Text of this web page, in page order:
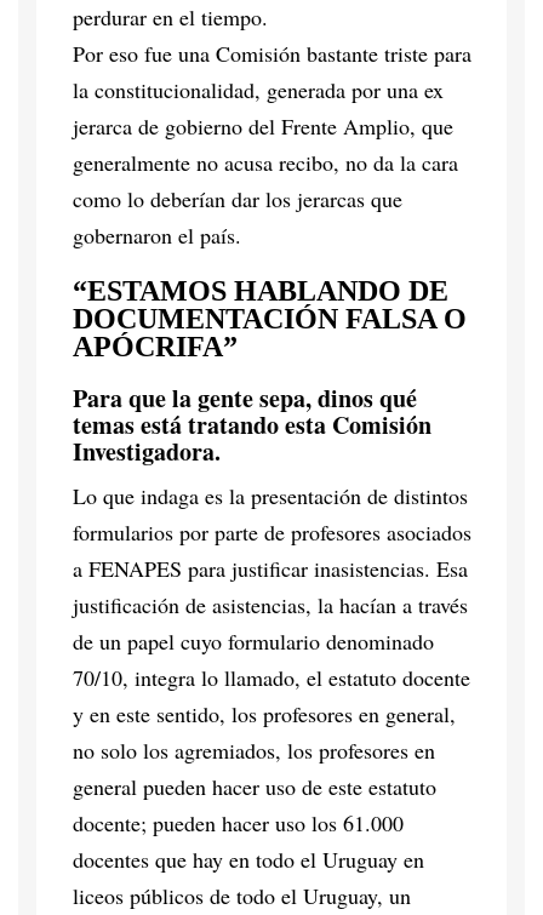
perdurar en el tiempo.
Por eso fue una Comisión bastante triste para
la constitucionalidad, generada por una ex
jerarca de gobierno del Frente Amplio, que
generalmente no acusa recibo, no da la cara
como lo deberían dar los jerarcas que
gobernaron el país.
“ESTAMOS HABLANDO DE
DOCUMENTACIÓN FALSA O
APÓCRIFA”
Para que la gente sepa, dinos qué
temas está tratando esta Comisión
Investigadora.
Lo que indaga es la presentación de distintos
formularios por parte de profesores asociados
a FENAPES para justificar inasistencias. Esa
justificación de asistencias, la hacían a través
de un papel cuyo formulario denominado
70/10, integra lo llamado, el estatuto docente
y en este sentido, los profesores en general,
no solo los agremiados, los profesores en
general pueden hacer uso de este estatuto
docente; pueden hacer uso los 61.000
docentes que hay en todo el Uruguay en
liceos públicos de todo el Uruguay, un